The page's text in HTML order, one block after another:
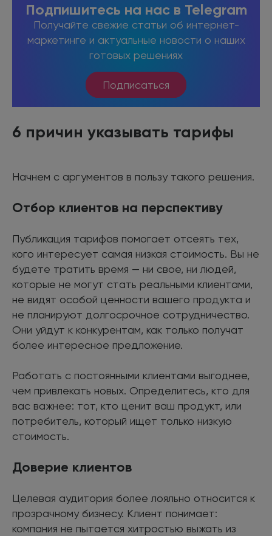
Подпишитесь на нас в Telegram
Получайте свежие статьи об интернет-
маркетинге и актуальные новости о наших
готовых решениях
Подписаться
6 причин указывать тарифы
Начнем с аргументов в пользу такого решения.
Отбор клиентов на перспективу
Публикация тарифов помогает отсеять тех,
кого интересует самая низкая стоимость. Вы не
будете тратить время — ни свое, ни людей,
которые не могут стать реальными клиентами,
не видят особой ценности вашего продукта и
не планируют долгосрочное сотрудничество.
Они уйдут к конкурентам, как только получат
более интересное предложение.
Работать с постоянными клиентами выгоднее,
чем привлекать новых. Определитесь, кто для
вас важнее: тот, кто ценит ваш продукт, или
потребитель, который ищет только низкую
стоимость.
Доверие клиентов
Целевая аудитория более лояльно относится к
прозрачному бизнесу. Клиент понимает:
компания не пытается хитростью выжать из